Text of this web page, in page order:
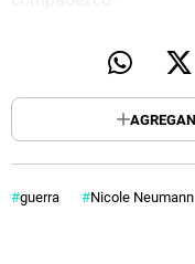
guerra Nicole Neumann